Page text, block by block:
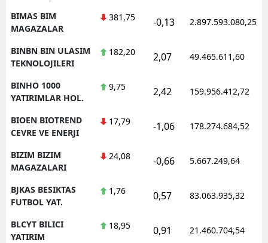
BIMAS BIM
MAGAZALAR
381,75 -0,13 2.897.593.080,25
BINBN BIN ULASIM
TEKNOLOJILERI
182,20 2,07 49.465.611,60
BINHO 1000
YATIRIMLAR HOL.
9,75 2,42 159.956.412,72
BIOEN BIOTREND
CEVRE VE ENERJI
17,79 -1,06 178.274.684,52
BIZIM BIZIM
MAGAZALARI
24,08 -0,66 5.667.249,64
BJKAS BESIKTAS
FUTBOL YAT.
1,76 0,57 83.063.935,32
BLCYT BILICI
YATIRIM
18,95 0,91 21.460.704,54